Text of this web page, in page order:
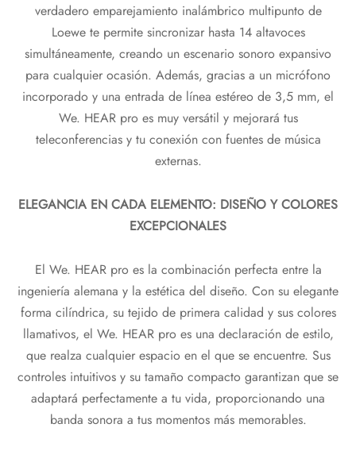
verdadero emparejamiento inalámbrico multipunto de
Loewe te permite sincronizar hasta 14 altavoces
simultáneamente, creando un escenario sonoro expansivo
para cualquier ocasión. Además, gracias a un micrófono
incorporado y una entrada de línea estéreo de 3,5 mm, el
We. HEAR pro es muy versátil y mejorará tus
teleconferencias y tu conexión con fuentes de música
externas.
ELEGANCIA EN CADA ELEMENTO: DISEÑO Y COLORES
EXCEPCIONALES
El We. HEAR pro es la combinación perfecta entre la
ingeniería alemana y la estética del diseño. Con su elegante
forma cilíndrica, su tejido de primera calidad y sus colores
llamativos, el We. HEAR pro es una declaración de estilo,
que realza cualquier espacio en el que se encuentre. Sus
controles intuitivos y su tamaño compacto garantizan que se
adaptará perfectamente a tu vida, proporcionando una
banda sonora a tus momentos más memorables.